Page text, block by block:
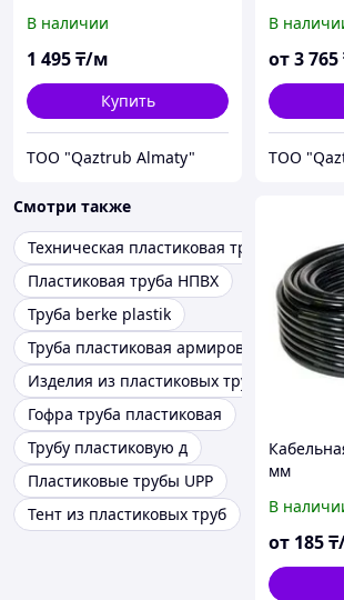
В наличии
1 495₸/м
Купить
TOO "Qaztrub Almaty"
В
от3 765
TOO
Смотри также
Техническая пластиковая труба
Пластиковая труба НПВХ
Труба berke plastik
Труба пластиковая армированная
Изделия из пластиковых труб
Гофра труба пластиковая
Трубу пластиковую д
Пластиковые трубы UPP
Тент из пластиковых труб
мм
В
от 185